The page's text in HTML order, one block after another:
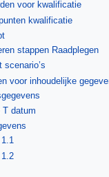
voor kwalificatie
kwalificatie
stappen Raadplegen
scenario’s
voor inhoudelijke
T datum